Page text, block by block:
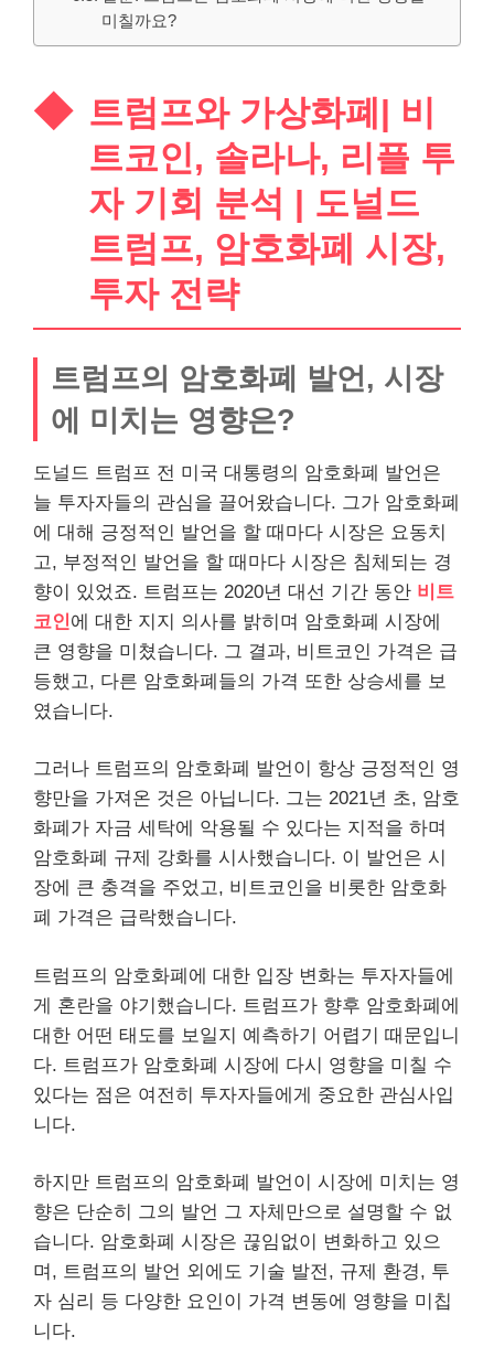
미칠까요?
트럼프와 가상화폐| 비
트코인, 솔라나, 리플 투
자 기회 분석 | 도널드
트럼프, 암호화폐 시장,
투자 전략
트럼프의 암호화폐 발언, 시장
에 미치는 영향은?
도널드 트럼프 전 미국 대통령의 암호화폐 발언은
늘 투자자들의 관심을 끌어왔습니다. 그가 암호화폐
에 대해 긍정적인 발언을 할 때마다 시장은 요동치
고, 부정적인 발언을 할 때마다 시장은 침체되는 경
향이 있었죠. 트럼프는 2020년 대선 기간 동안 비트
코인에 대한 지지 의사를 밝히며 암호화폐 시장에
큰 영향을 미쳤습니다. 그 결과, 비트코인 가격은 급
등했고, 다른 암호화폐들의 가격 또한 상승세를 보
였습니다.
그러나 트럼프의 암호화폐 발언이 항상 긍정적인 영
향만을 가져온 것은 아닙니다. 그는 2021년 초, 암호
화폐가 자금 세탁에 악용될 수 있다는 지적을 하며
암호화폐 규제 강화를 시사했습니다. 이 발언은 시
장에 큰 충격을 주었고, 비트코인을 비롯한 암호화
폐 가격은 급락했습니다.
트럼프의 암호화폐에 대한 입장 변화는 투자자들에
게 혼란을 야기했습니다. 트럼프가 향후 암호화폐에
대한 어떤 태도를 보일지 예측하기 어렵기 때문입니
다. 트럼프가 암호화폐 시장에 다시 영향을 미칠 수
있다는 점은 여전히 투자자들에게 중요한 관심사입
니다.
하지만 트럼프의 암호화폐 발언이 시장에 미치는 영
향은 단순히 그의 발언 그 자체만으로 설명할 수 없
습니다. 암호화폐 시장은 끊임없이 변화하고 있으
며, 트럼프의 발언 외에도 기술 발전, 규제 환경, 투
자 심리 등 다양한 요인이 가격 변동에 영향을 미칩
니다.